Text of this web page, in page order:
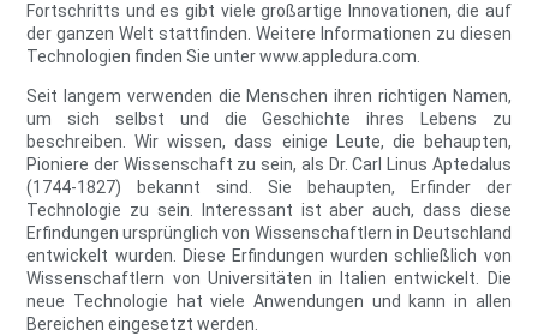
Fortschritts und es gibt viele großartige Innovationen, die auf
der ganzen Welt stattfinden. Weitere Informationen zu diesen
Technologien finden Sie unter www.appledura.com.
Seit langem verwenden die Menschen ihren richtigen Namen,
um sich selbst und die Geschichte ihres Lebens zu
beschreiben. Wir wissen, dass einige Leute, die behaupten,
Pioniere der Wissenschaft zu sein, als Dr. Carl Linus Aptedalus
(1744-1827) bekannt sind. Sie behaupten, Erfinder der
Technologie zu sein. Interessant ist aber auch, dass diese
Erfindungen ursprünglich von Wissenschaftlern in Deutschland
entwickelt wurden. Diese Erfindungen wurden schließlich von
Wissenschaftlern von Universitäten in Italien entwickelt. Die
neue Technologie hat viele Anwendungen und kann in allen
Bereichen eingesetzt werden.